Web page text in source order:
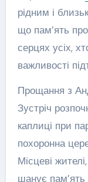
рідним і
що пам’ять
серцях усіх,
важливості
Прощання з
Зустріч
каплиці при
похоронна
Місцеві
шанує пам’ять